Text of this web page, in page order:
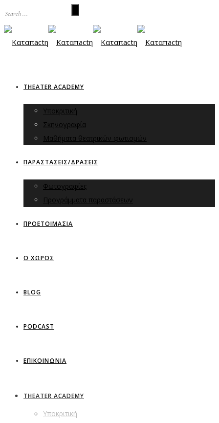
THEATER ACADEMY
Υποκριτική
Σκηνογραφία
Μαθήματα θεατρικών φωτισμών
ΠΑΡΑΣΤΑΣΕΙΣ/ΔΡΑΣΕΙΣ
Φωτογραφίες
Προγράμματα παραστάσεων
ΠΡΟΕΤΟΙΜΑΣΙΑ
Ο ΧΩΡΟΣ
BLOG
PODCAST
ΕΠΙΚΟΙΝΩΝΙΑ
THEATER ACADEMY
Υποκριτική